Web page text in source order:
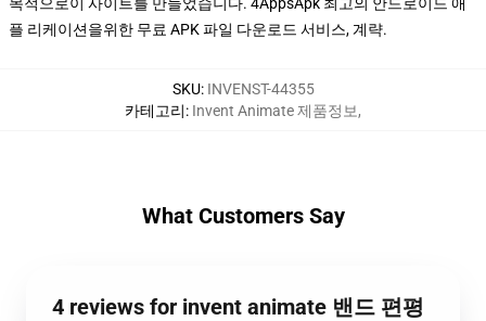
플 리케이션을위한 무료 APK 파일 다운로드 서비스, 계략.
SKU: INVENST-44355
카테고리: Invent Animate 제품정보,
What Customers Say
4 reviews for invent animate 밴드 편평